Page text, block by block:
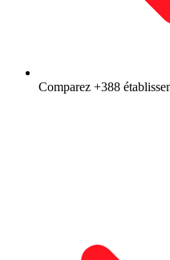
Comparez +388